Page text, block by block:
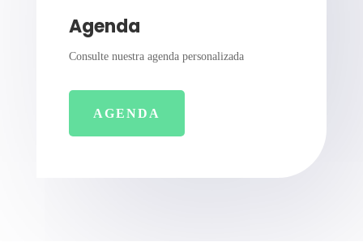
Agenda
Consulte nuestra agenda personalizada
AGENDA